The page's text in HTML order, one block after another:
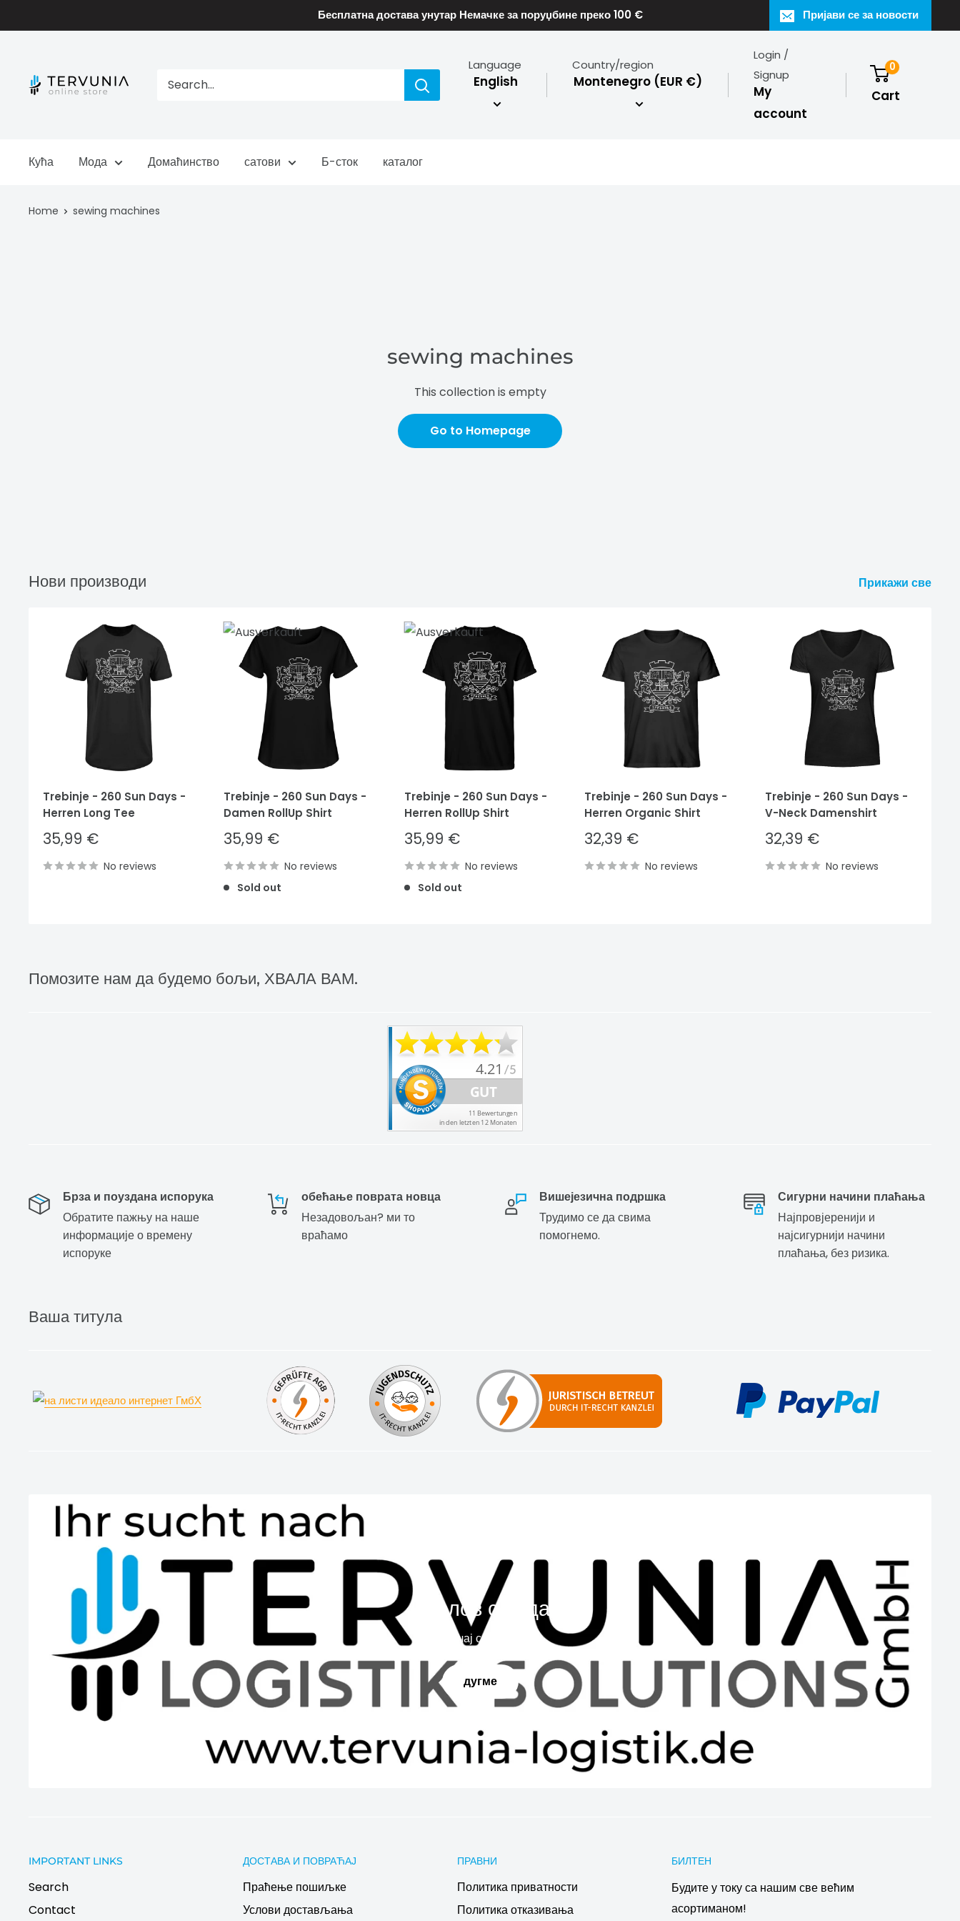
to
Бесплатна достава унутар Немачке за поруџбине преко 100 € Пријави се за новости
TERVUNIA
Language
English
Country/region
Montenegro (EUR €)
Login /
Signup
My
account
0
Cart
Кућа Мода Домаћинство сатови Б-сток каталог
Home sewing machines
sewing machines
This collection is empty
Go to Homepage
Нови производи Прикажи све
Trebinje - 260 Sun Days -
Herren Long Tee
Sale
price
35,99 €
No reviews
Trebinje - 260 Sun Days -
Damen RollUp Shirt
Sale
price
35,99 €
No reviews
Sold out
Trebinje - 260 Sun Days -
Herren RollUp Shirt
Sale
price
35,99 €
No reviews
Sold out
Trebinje - 260 Sun Days -
Herren Organic Shirt
Sale
price
32,39 €
No reviews
Trebinje - 260 Sun Days -
V-Neck Damenshirt
Sale
price
32,39 €
No reviews
Помозите нам да будемо бољи, ХВАЛА ВАМ.
Брза и поуздана испорука
Обратите пажњу на наше
информације о времену
испоруке
обећање поврата новца
Незадовољан? ми то
враћамо
Вишејезична подршка
Трудимо се да свима
помогнемо.
Сигурни начини плаћања
Најпровјеренији и
најсигурнији начини
плаћања, без ризика.
Ваша титула
Наслов слајда
Испричај своју причу
дугме
IMPORTANT LINKS
Search
Contact
ДОСТАВА И ПОВРАЋАЈ
Праћење пошиљке
Услови достављања
ПРАВНИ
Политика приватности
Политика отказивања
БИЛТЕН
Будите у току са нашим све већим
асортиманом!